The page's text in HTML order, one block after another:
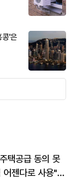
콩'은
택공급 동의 못
젠다로 사용"